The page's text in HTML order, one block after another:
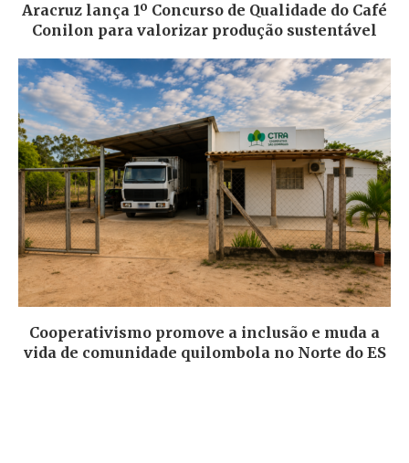
Aracruz lança 1º Concurso de Qualidade do Café
Conilon para valorizar produção sustentável
Cooperativismo promove a inclusão e muda a
vida de comunidade quilombola no Norte do ES